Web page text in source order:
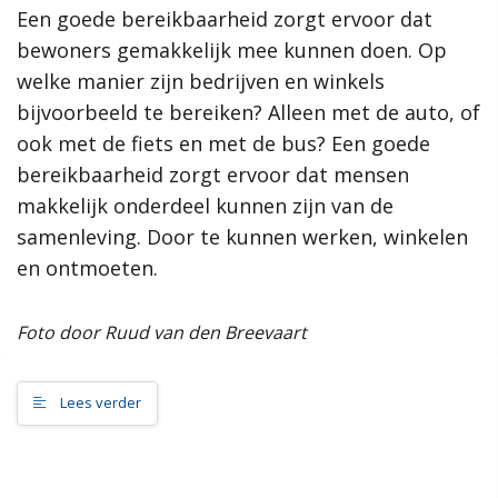
samenleving, dan werkt de gemeente Scherpenzeel graag mee
aan jouw initiatief!”
Wat is de omgevingsvisie?
Proces MeetUps
Relatie met andere omgevingsvisies
Hoe werkt de website?
Rol van de gemeente
Zoeken
Een goede bereikbaarheid zorgt ervoor dat
bewoners gemakkelijk mee kunnen doen. Op
welke manier zijn bedrijven en winkels
bijvoorbeeld te bereiken? Alleen met de auto, of
ook met de fiets en met de bus? Een goede
bereikbaarheid zorgt ervoor dat mensen
makkelijk onderdeel kunnen zijn van de
samenleving. Door te kunnen werken, winkelen
en ontmoeten.
Foto door Ruud van den Breevaart
Lees verder